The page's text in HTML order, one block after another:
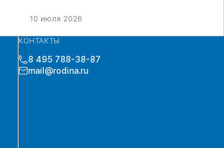
10 июля 2026
КОНТАКТЫ
8 495 788-38-87
mail@rodina.ru